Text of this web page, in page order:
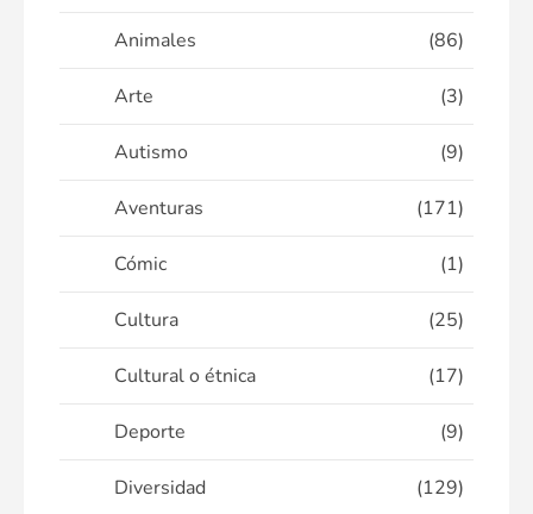
Animales (86)
Arte (3)
Autismo (9)
Aventuras (171)
Cómic (1)
Cultura (25)
Cultural o étnica (17)
Deporte (9)
Diversidad (129)